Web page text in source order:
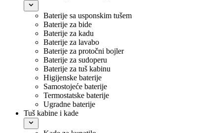
Baterije sa usponskim tušem
Baterije za bide
Baterije za kadu
Baterije za lavabo
Baterije za protočni bojler
Baterije za sudoperu
Baterije za tuš kabinu
Higijenske baterije
Samostojeće baterije
Termostatske baterije
Ugradne baterije
Tuš kabine i kade